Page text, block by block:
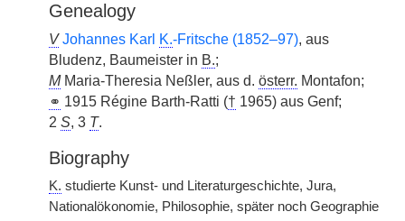
Genealogy
V Johannes Karl K.-Fritsche (1852–97), aus
Bludenz, Baumeister in B.;
MMaria-Theresia Neßler, aus d. österr. Montafon;
⚭ 1915 Régine Barth-Ratti († 1965) aus Genf;
2 S, 3 T.
Biography
K. studierte Kunst- und Literaturgeschichte, Jura,
Nationalökonomie, Philosophie, später noch Geographie